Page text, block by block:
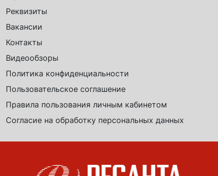
Реквизиты
Вакансии
Контакты
Видеообзоры
Политика конфиденциальности
Пользовательское соглашение
Правила пользования личным кабинетом
Согласие на обработку персональных данных